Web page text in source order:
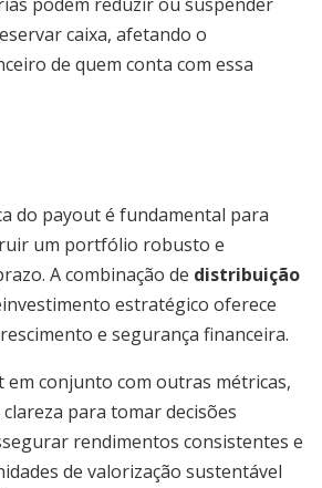
caixa, afetando o
de quem conta com essa
do payout é fundamental para
um portfólio robusto e
A combinação de distribuição
estratégico oferece
e segurança financeira.
em conjunto com outras métricas,
para tomar decisões
rendimentos consistentes e
de valorização sustentável